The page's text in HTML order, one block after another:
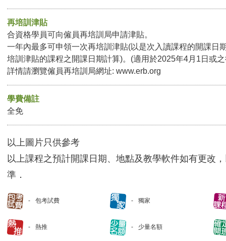
再培訓津貼
合資格學員可向僱員再培訓局申請津貼。
一年內最多可申領一次再培訓津貼(以是次入讀課程的開課日
培訓津貼的課程之開課日期計算)。(適用於2025年4月1日或
詳情請瀏覽僱員再培訓局網址: www.erb.org
學費備註
全免
以上圖片只供參考
以上課程之預計開課日期、地點及教學軟件如有更改
準．
包考試費 獨家
熱推 少量名額